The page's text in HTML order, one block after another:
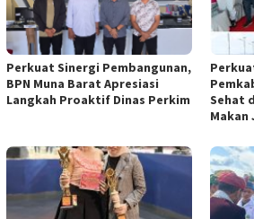
Perkuat Sinergi Pembangunan,
BPN Muna Barat Apresiasi
Langkah Proaktif Dinas Perkim
Sehat
Makan